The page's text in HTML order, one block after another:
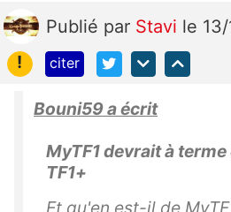
Publié par Stavi le
!
citer
Bouni59 a écrit
MyTF1 devrait à
TF1+
Et qu'en est-il de